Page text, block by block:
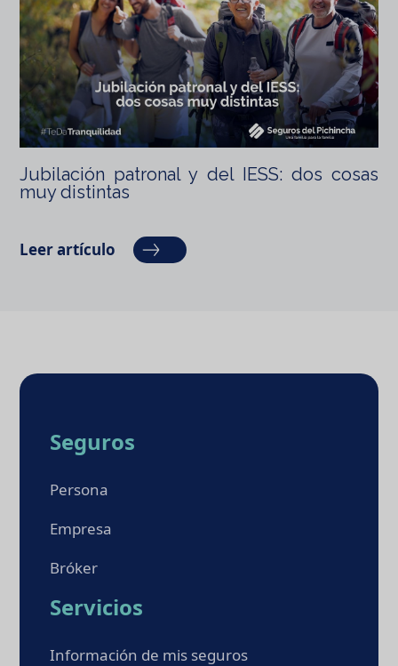
Jubilación patronal y del IESS: dos cosas
muy distintas
Leer artículo
Seguros
Persona
Empresa
Bróker
Servicios
Información de mis seguros